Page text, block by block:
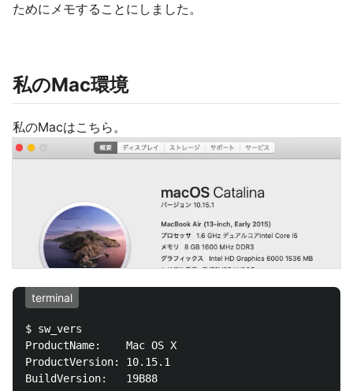
ためにメモすることにしました。
私のMac環境
私のMacはこちら。
terminal
$ sw_vers
ProductName:	Mac OS X
ProductVersion:	10.15.1